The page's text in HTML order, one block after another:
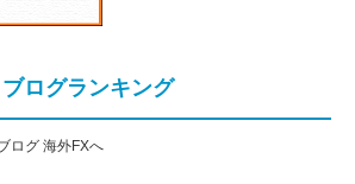
ブログランキング